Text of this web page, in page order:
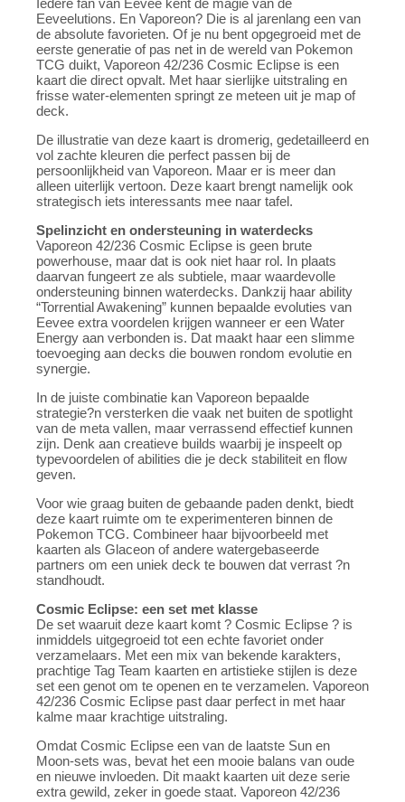
Iedere fan van Eevee kent de magie van de
Eeveelutions. En Vaporeon? Die is al jarenlang een van
de absolute favorieten. Of je nu bent opgegroeid met de
eerste generatie of pas net in de wereld van Pokemon
TCG duikt, Vaporeon 42/236 Cosmic Eclipse is een
kaart die direct opvalt. Met haar sierlijke uitstraling en
frisse water-elementen springt ze meteen uit je map of
deck.
De illustratie van deze kaart is dromerig, gedetailleerd en
vol zachte kleuren die perfect passen bij de
persoonlijkheid van Vaporeon. Maar er is meer dan
alleen uiterlijk vertoon. Deze kaart brengt namelijk ook
strategisch iets interessants mee naar tafel.
Spelinzicht en ondersteuning in waterdecks
Vaporeon 42/236 Cosmic Eclipse is geen brute
powerhouse, maar dat is ook niet haar rol. In plaats
daarvan fungeert ze als subtiele, maar waardevolle
ondersteuning binnen waterdecks. Dankzij haar ability
“Torrential Awakening” kunnen bepaalde evoluties van
Eevee extra voordelen krijgen wanneer er een Water
Energy aan verbonden is. Dat maakt haar een slimme
toevoeging aan decks die bouwen rondom evolutie en
synergie.
In de juiste combinatie kan Vaporeon bepaalde
strategie?n versterken die vaak net buiten de spotlight
van de meta vallen, maar verrassend effectief kunnen
zijn. Denk aan creatieve builds waarbij je inspeelt op
typevoordelen of abilities die je deck stabiliteit en flow
geven.
Voor wie graag buiten de gebaande paden denkt, biedt
deze kaart ruimte om te experimenteren binnen de
Pokemon TCG. Combineer haar bijvoorbeeld met
kaarten als Glaceon of andere watergebaseerde
partners om een uniek deck te bouwen dat verrast ?n
standhoudt.
Cosmic Eclipse: een set met klasse
De set waaruit deze kaart komt ? Cosmic Eclipse ? is
inmiddels uitgegroeid tot een echte favoriet onder
verzamelaars. Met een mix van bekende karakters,
prachtige Tag Team kaarten en artistieke stijlen is deze
set een genot om te openen en te verzamelen. Vaporeon
42/236 Cosmic Eclipse past daar perfect in met haar
kalme maar krachtige uitstraling.
Omdat Cosmic Eclipse een van de laatste Sun en
Moon-sets was, bevat het een mooie balans van oude
en nieuwe invloeden. Dit maakt kaarten uit deze serie
extra gewild, zeker in goede staat. Vaporeon 42/236